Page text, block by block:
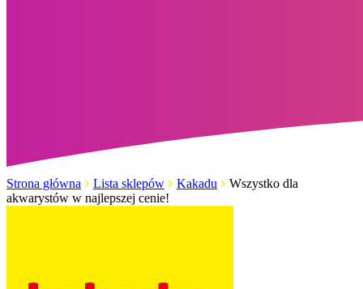
Strona główna Lista sklepów Kakadu
Wszystko dla
akwarystów w najlepszej cenie!